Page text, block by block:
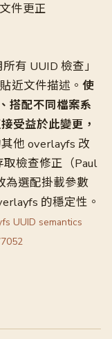
件更正
有 UUID 檢查」
近文件描述。 使
搭配不同檔案系
受益於此變更，
他 overlayfs 改
取檢查修正（Paul
為選配掛載參數
的穩定性。
UUID semantics